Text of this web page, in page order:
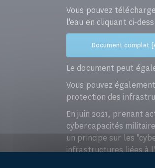
Vous pouvez
l'eau en cliquant ci-
Document complet
Le document peut
Vous pouvez
protection des
En juin 2021, prenant
cybercapacités
un principe sur les
infrastructures liées à
principalement les